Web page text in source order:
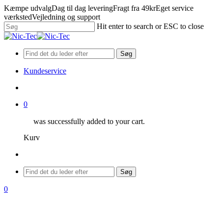
Skip
to
main
content
Kæmpe udvalgDag til dag leveringFragt fra 49krEget service
værkstedVejledning og support
Hit enter to search or ESC to close
Close
Søg
Kundeservice
0
was successfully added to your cart.
Kurv
Menu
Søg
search
0